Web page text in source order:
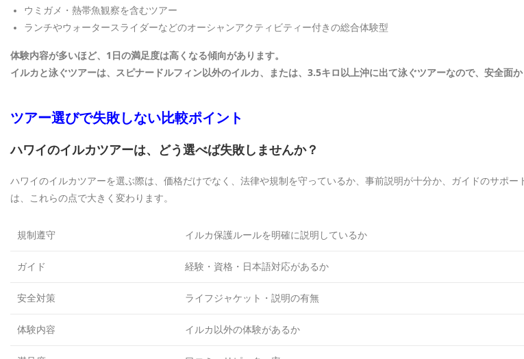
ウミガメ・熱帯魚観察を含むツアー
ランチやウォータースライダーなどのオーシャンアクティビティー付きの総合体験型
体験内容が多いほど、1日の満足度は高くなる傾向があります。
イルカと泳ぐツアーは、スピナードルフィン以外のイルカ、または、3.5キロ以上沖に出て泳ぐツアーなので、安全面か
ツアー選びで失敗しない比較ポイント
ハワイのイルカツアーは、どう選べば失敗しませんか？
ハワイのイルカツアーを選ぶ際は、価格だけでなく、法律や規制を守っているか、事前説明が十分か、ガイドのサポ
は、これらの点で大きく変わります。
規制遵守 イルカ保護ルールを明確に説明しているか
ガイド 経験・資格・日本語対応があるか
安全対策 ライフジャケット・説明の有無
体験内容 イルカ以外の体験があるか